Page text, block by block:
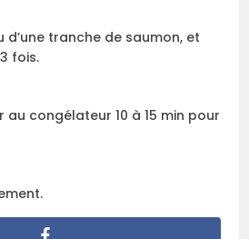
d’une tranche de saumon, et
fois.
au congélateur 10 à 15 min pour